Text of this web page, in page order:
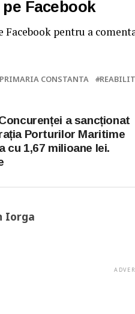
Facebook
pentru a
PRIMARIA CONSTANTA
a sancționat
Porturilor Maritime
cu 1,67 milioane lei.
Iorga